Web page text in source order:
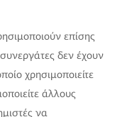
επίσης
συνεργάτες δεν έχουν
χρησιμοποιείτε
άλλους
να